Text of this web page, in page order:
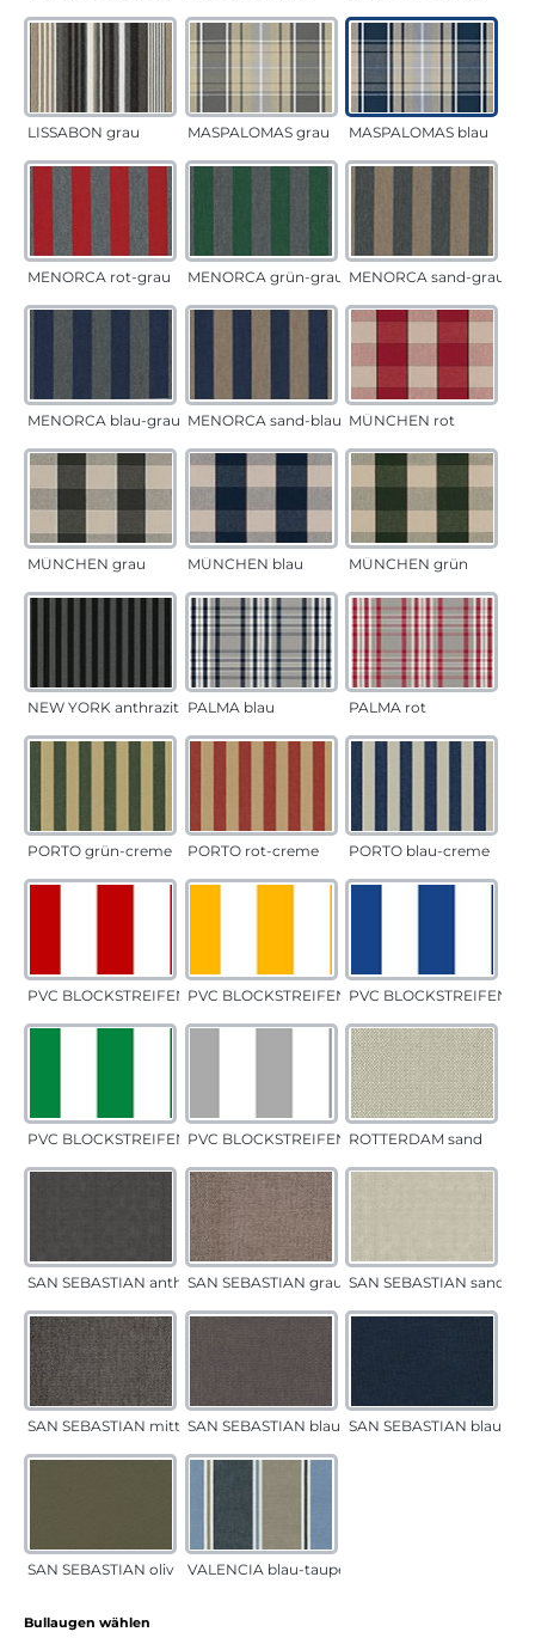
LISSABON grau MASPALOMAS grau MASPALOMAS blau
MENORCA rot-grau MENORCA grün-grau MENORCA sand-grau
MENORCA blau-grau MENORCA sand-blau MÜNCHEN rot
MÜNCHEN grau MÜNCHEN blau MÜNCHEN grün
NEW YORK anthrazit PALMA blau PALMA rot
PORTO grün-creme PORTO rot-creme PORTO blau-creme
PVC BLOCKSTREIFEN rotPVC BLOCKSTREIFEN gelbPVC BLOCKSTREIFEN
PVC BLOCKSTREIFEN grünPVC BLOCKSTREIFEN grauROTTERDAM sand
SAN SEBASTIAN anthrazitSAN SEBASTIAN grau-sandSAN SEBASTIAN sand
SAN SEBASTIAN mittelgrauSAN SEBASTIAN blau-sandSAN SEBASTIAN blau
SAN SEBASTIAN oliv VALENCIA blau-taupe
Bullaugen wählen